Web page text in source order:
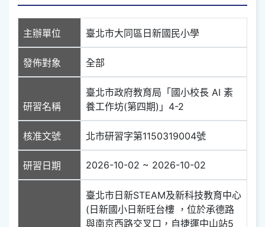
主辦單位 臺北市大同區日新國民小學
發佈對象 全部
研習名稱
臺北市政府教育局「國小校長 AI 素
養工作坊(第四期)」4-2
核准文號 北市研習字第1150319004號
研習日期 2026-10-02 ~ 2026-10-02
臺北市日新STEAM及新科技教育中心
(日新國小日新旺台樓 ，位​於承德路
與南京西路交叉口，自捷運中山​站5